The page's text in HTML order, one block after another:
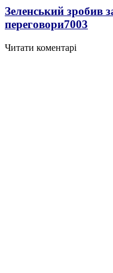
Зеленський зробив
переговори7003
Читати коментарі